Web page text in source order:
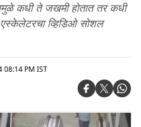
कधी ते जखमी होतात तर कधी
व्हिडिओ सोशल
08:14 PM IST